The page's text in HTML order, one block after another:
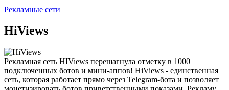
Рекламные сети
HiViews
Рекламная сеть HIViews перешагнула отметку в 1000
подключенных ботов и мини-аппов! HiViews - единственная
сеть, которая работает прямо через Telegram-бота и позволяет